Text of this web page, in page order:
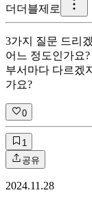
더 더블제로
3가지 질문 드리
어느 정도인가요
부서마다 다르겠
가요?
0
1
공유
2024.11.28